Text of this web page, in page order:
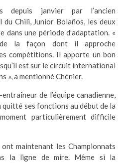
depuis janvier par l’ancien
Chili, Junior Bolaños, les deux
dans une période d’adaptation. «
la façon dont il approche
compétitions. Il apporte un bon
est sur le circuit international
», a mentionné Chénier.
entraîneur de l’équipe canadienne,
quitté ses fonctions au début de la
particulièrement difficile
maintenant les Championnats
la ligne de mire. Même si la